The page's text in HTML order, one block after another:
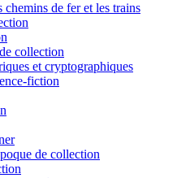
de fer et les trains
collection
et cryptographiques
fiction
de collection